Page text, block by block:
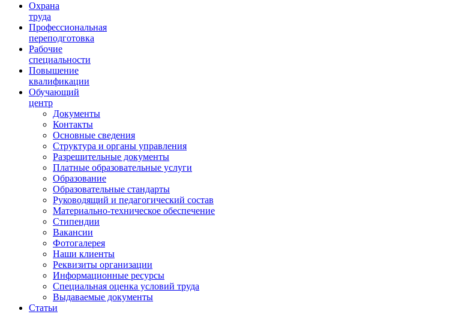
Ориентир охраны труда
Охрана
труда
Профессиональная
переподготовка
Рабочие
специальности
Повышение
квалификации
Обучающий
центр
Документы
Контакты
Основные сведения
Структура и органы управления
Разрешительные документы
Платные образовательные услуги
Образование
Образовательные стандарты
Руководящий и педагогический состав
Материально-техническое обеспечение
Стипендии
Вакансии
Фотогалерея
Наши клиенты
Реквизиты организации
Информационные ресурсы
Специальная оценка условий труда
Выдаваемые документы
Статьи